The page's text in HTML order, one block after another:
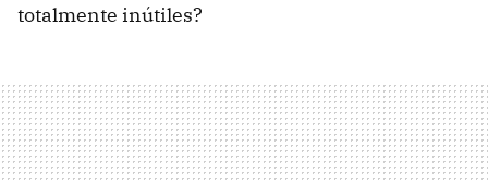
totalmente inútiles?